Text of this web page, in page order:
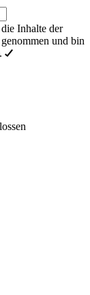
Inhalte der
und bin